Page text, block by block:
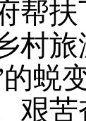
帮
村
的蜕
艰